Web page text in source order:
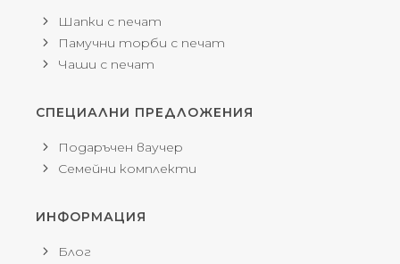
Шапки с печат
Памучни торби с печат
Чаши с печат
СПЕЦИАЛНИ ПРЕДЛОЖЕНИЯ
Подаръчен ваучер
Семейни комплекти
ИНФОРМАЦИЯ
Блог